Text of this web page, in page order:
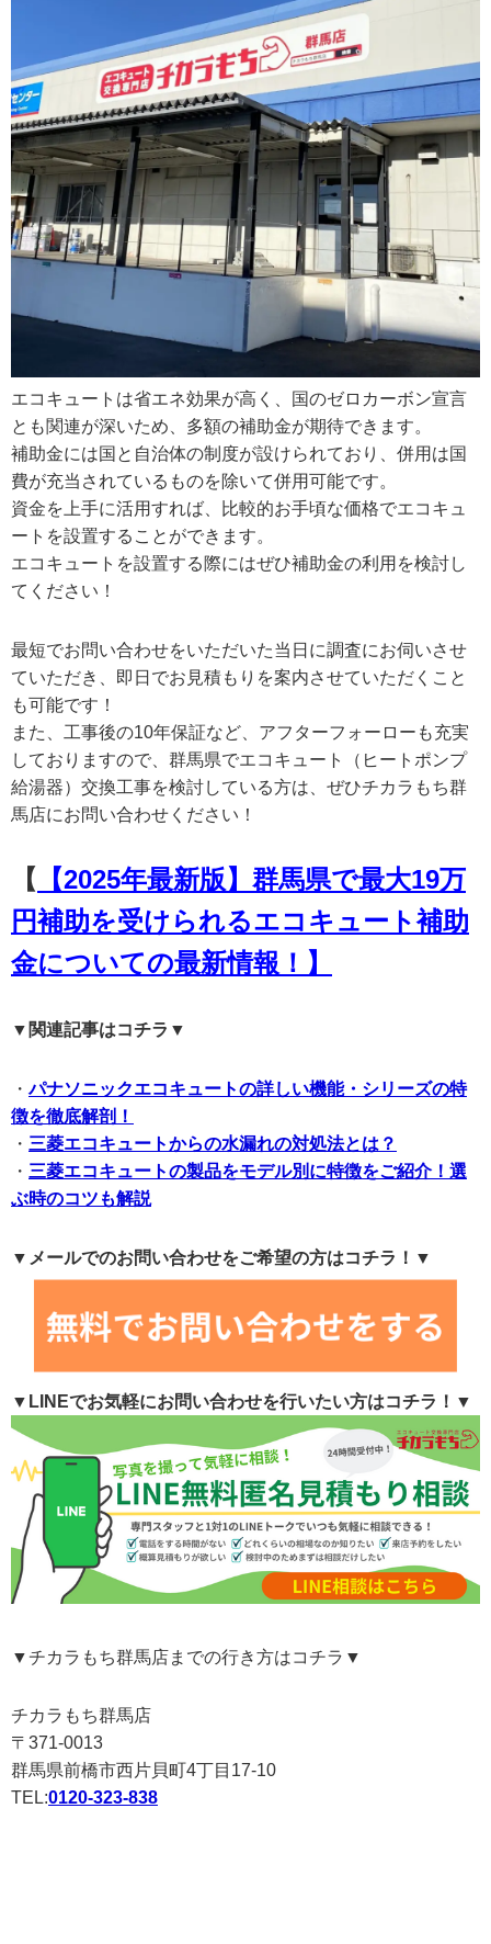
エコキュートは省エネ効果が高く、国のゼロカーボン宣言
とも関連が深いため、多額の補助金が期待できます。
補助金には国と自治体の制度が設けられており、併用は国
費が充当されているものを除いて併用可能です。
資金を上手に活用すれば、比較的お手頃な価格でエコキュ
ートを設置することができます。
エコキュートを設置する際にはぜひ補助金の利用を検討し
てください！
最短でお問い合わせをいただいた当日に調査にお伺いさせ
ていただき、即日でお見積もりを案内させていただくこと
も可能です！
また、工事後の10年保証など、アフターフォーローも充実
しておりますので、群馬県でエコキュート（ヒートポンプ
給湯器）交換工事を検討している方は、ぜひチカラもち群
馬店にお問い合わせください！
【
【2025年最新版】群馬県で最大19万
円補助を受けられるエコキュート補助
金についての最新情報！】
▼ 関連記事はコチラ ▼
・パナソニックエコキュートの詳しい機能・シリーズの特
徴を徹底解剖！
・ 三菱エコキュートからの水漏れの対処法とは？
・ 三菱エコキュートの製品をモデル別に特徴をご紹介！選
ぶ時のコツも解説
▼メールでのお問い合わせをご希望の方はコチラ！▼
▼LINEでお気軽にお問い合わせを行いたい方はコチラ！▼
▼チカラもち群馬店までの行き方はコチラ▼
チカラもち群馬店
〒371-0013
群馬県前橋市西片貝町4丁目17-10
TEL:0120-323-838